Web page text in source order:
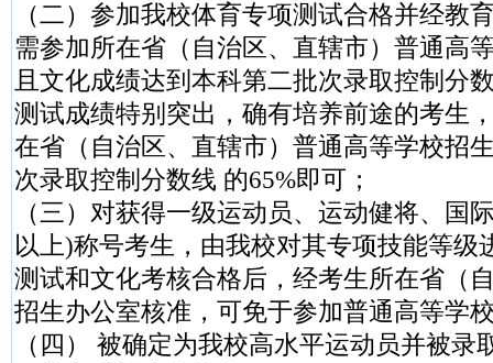
（二）参加我校体育专项测试合格并经教
需参加所在省（自治区、直辖市）普通高
且文化成绩达到本科第二批次录取控制分
测试成绩特别突出，确有培养前途的考生
在省（自治区、直辖市）普通高等学校招
次录取控制分数线 的65%即可；
（三）对获得一级运动员、运动健将、国
以上)称号考生，由我校对其专项技能等级
测试和文化考核合格后，经考生所在省（
招生办公室核准，可免于参加普通高等学
（四） 被确定为我校高水平运动员并被录